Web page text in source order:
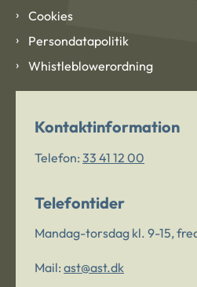
Cookies
Persondatapolitik
Whistleblowerordning
Kontaktinformation
Telefon: 33 41 12 00
Telefontider
Mandag-torsdag kl. 9-15,
Mail: ast@ast.dk